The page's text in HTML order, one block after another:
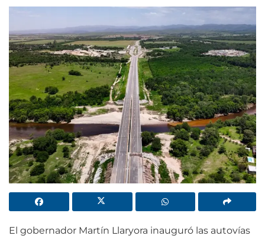
El gobernador Martín Llaryora inauguró las autovías